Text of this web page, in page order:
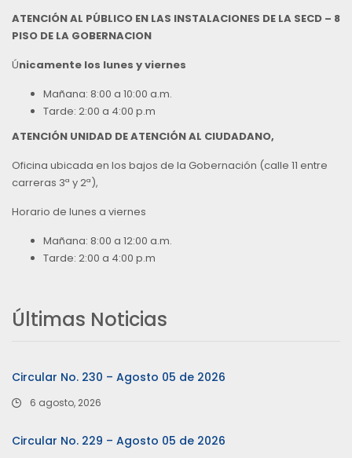
ATENCIÓN AL PÚBLICO EN LAS INSTALACIONES DE LA SECD – 8
PISO DE LA GOBERNACION
Únicamente los lunes y viernes
Mañana: 8:00 a 10:00 a.m.
Tarde: 2:00 a 4:00 p.m
ATENCIÓN UNIDAD DE ATENCIÓN AL CIUDADANO,
Oficina ubicada en los bajos de la Gobernación (calle 11 entre
carreras 3ª y 2ª),
Horario de lunes a viernes
Mañana: 8:00 a 12:00 a.m.
Tarde: 2:00 a 4:00 p.m
Últimas Noticias
Circular No. 230 – Agosto 05 de 2026
6 agosto, 2026
Circular No. 229 – Agosto 05 de 2026